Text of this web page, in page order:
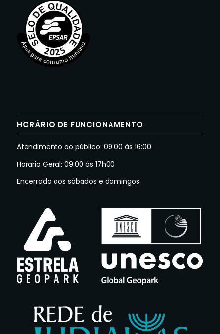
HORÁRIO DE FUNCIONAMENTO
Atendimento ao público: 09:00 às 16:00
Horario Geral: 09:00 às 17h00
Encerrado aos sábados e domingos